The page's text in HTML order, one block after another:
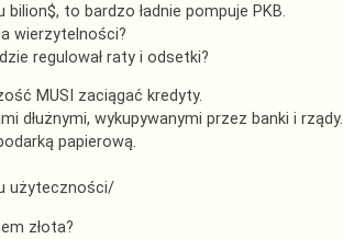
to bardzo ładnie pompuje PKB.
wierzytelności?
regulował raty i odsetki?
MUSI zaciągać kredyty.
dłużnymi, wykupywanymi przez banki i rządy.
papierową.
użyteczności/
złota?